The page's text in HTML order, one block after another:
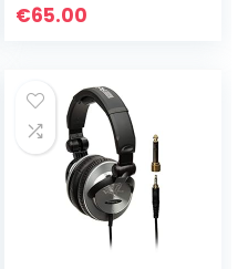
€65.00